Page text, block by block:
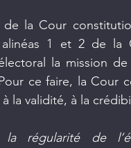
la Cour
alinéas 1 et 2 de
la mission
ce faire, la Cour
la validité, à la
régularité de